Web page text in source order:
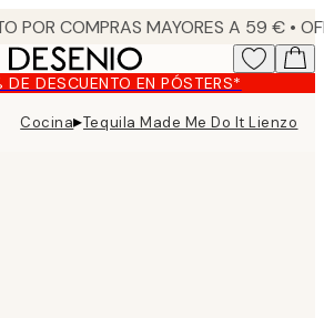
DESCUENTO EN PÓSTERS*
Cocina▸Tequila Made Me Do It Lienzo